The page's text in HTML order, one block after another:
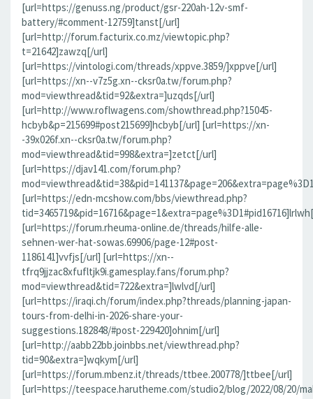
[url=https://genuss.ng/product/gsr-220ah-12v-smf-
battery/#comment-12759]tanst[/url]
[url=http://forum.facturix.co.mz/viewtopic.php?
t=21642]zawzq[/url]
[url=https://vintologi.com/threads/xppve.3859/]xppve[/url]
[url=https://xn--v7z5g.xn--cksr0a.tw/forum.php?
mod=viewthread&tid=92&extra=]uzqds[/url]
[url=http://www.roflwagens.com/showthread.php?15045-
hcbyb&p=215699#post215699]hcbyb[/url] [url=https://xn-
-39x026f.xn--cksr0a.tw/forum.php?
mod=viewthread&tid=998&extra=]zetct[/url]
[url=https://djav141.com/forum.php?
[url=https://edn-mcshow.com/bbs/viewthread.php?
[url=https://forum.rheuma-online.de/threads/hilfe-alle-
sehnen-wer-hat-sowas.69906/page-12#post-
1186141]vvfjs[/url] [url=https://xn--
tfrq9jjzac8xfufltjk9i.gamesplay.fans/forum.php?
mod=viewthread&tid=722&extra=]lwlvd[/url]
[url=https://iraqi.ch/forum/index.php?threads/planning-japan-
tours-from-delhi-in-2026-share-your-
suggestions.182848/#post-229420]ohnim[/url]
[url=http://aabb22bb.joinbbs.net/viewthread.php?
tid=90&extra=]wqkym[/url]
[url=https://forum.mbenz.it/threads/ttbee.200778/]ttbee[/url]
[url=https://teespace.harutheme.com/studio2/blog/2022/08/20/